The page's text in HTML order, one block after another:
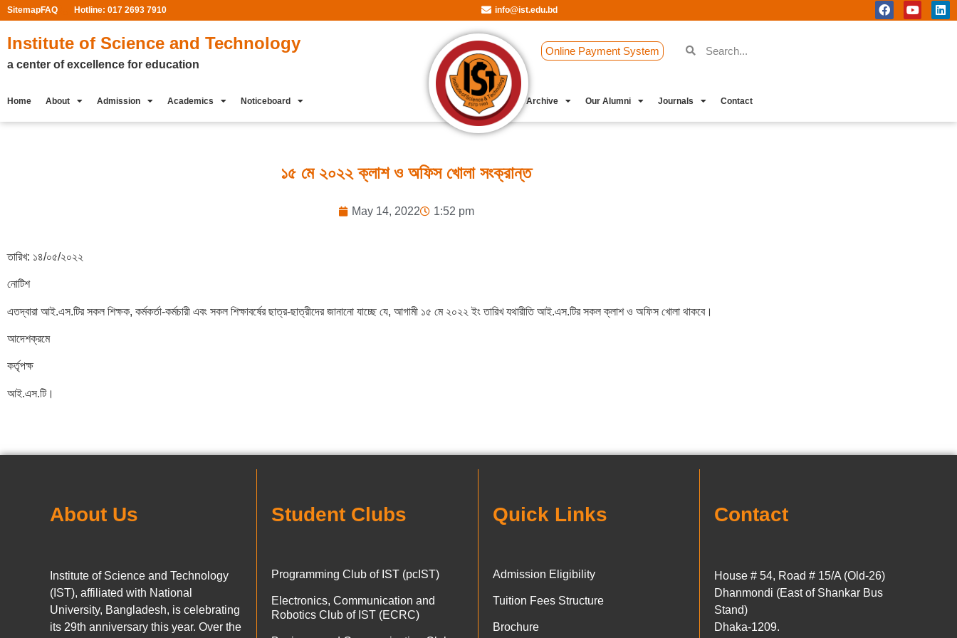
SitemapFAQ Hotline: 017 2693 7910 info@ist.edu.bd
Institute of Science and Technology
a center of excellence for education
Online Payment System
Home About Admission Academics Noticeboard Student Clubs Archive Our Alumni Journals Contact
১৫ মে ২০২২ ক্লাশ ও অফিস খোলা সংক্রান্ত
May 14, 2022 1:52 pm
তারিখ: ১৪/০৫/২০২২
নোটিশ
এতদ্বারা আই.এস.টির সকল শিক্ষক, কর্মকর্তা-কর্মচারী এবং সকল শিক্ষাবর্ষের ছাত্র-ছাত্রীদের জানানো যাচ্ছে যে, আগামী ১৫ মে ২০২২ ইং তারিখ যথারীতি আই.এস.টির সকল ক্লাশ ও অফিস খোলা থাকবে।
আদেশক্রমে
কর্তৃপক্ষ
আই.এস.টি।
About Us
Institute of Science and Technology
(IST), affiliated with National
University, Bangladesh, is celebrating
its 29th anniversary this year. Over the
Student Clubs
Programming Club of IST (pcIST)
Electronics, Communication and
Robotics Club of IST (ECRC)
Quick Links
Admission Eligibility
Tuition Fees Structure
Brochure
Contact
House # 54, Road # 15/A (Old-26)
Dhanmondi (East of Shankar Bus
Stand)
Dhaka-1209.